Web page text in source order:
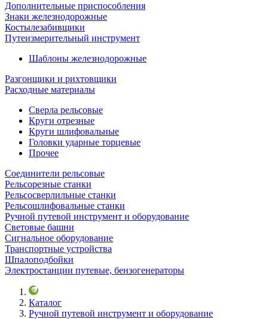
Дополнительные приспособления
Знаки железнодорожные
Костылезабивщики
Путеизмерительный инструмент
Шаблоны железнодорожные
Разгонщики и рихтовщики
Расходные материалы
Сверла рельсовые
Круги отрезные
Круги шлифовальные
Головки ударные торцевые
Прочее
Соединители рельсовые
Рельсорезные станки
Рельсосверлильные станки
Рельсошлифовальные станки
Ручной путевой инструмент и оборудование
Световые башни
Сигнальное оборудование
Транспортные устройства
Шпалоподбойки
Электростанции путевые, бензогенераторы
Каталог
Ручной путевой инструмент и оборудование